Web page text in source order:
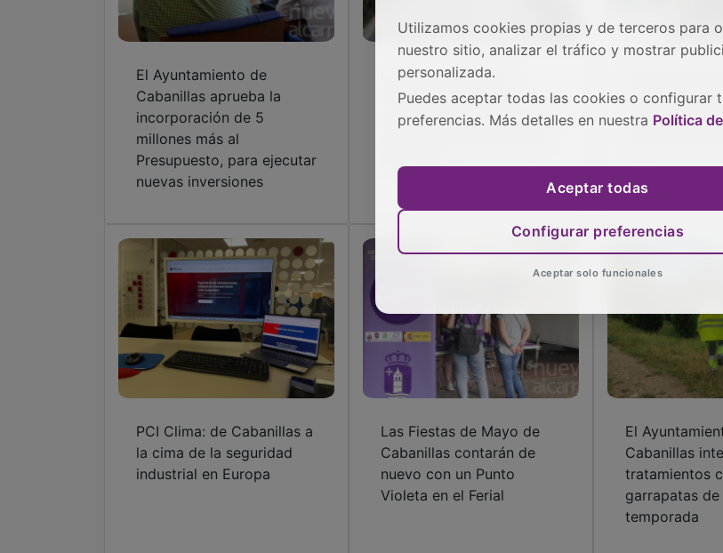
El Ayuntamiento de
Cabanillas aprueba la
incorporación de 5
millones más al
Presupuesto, para ejecutar
nuevas inversiones
El Ayuntamiento de
Cabanillas culmina la
renovación del acerado de
sistemas de
en los tres
PCI Clima: de Cabanillas a
la cima de la seguridad
industrial en Europa
Las Fiestas de Mayo de
Cabanillas contarán de
nuevo con un Punto
Violeta en el Ferial
El
Cabanillas
tratamientos
garrapatas de
temporada
Utilizamos cookies propias y de terceros para
nuestro sitio, analizar el tráfico y mostrar
personalizada.
Puedes aceptar todas las cookies o configurar
preferencias. Más detalles en nuestra Política
Aceptar todas
Configurar preferencias
Aceptar solo funcionales